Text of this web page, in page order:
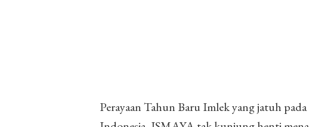
Perayaan Tahun Baru Imlek yang jatuh